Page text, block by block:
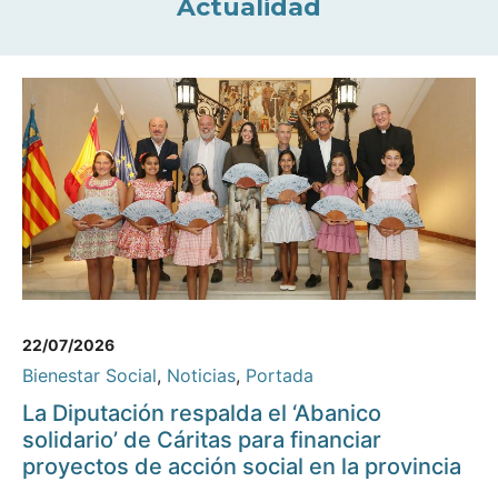
Actualidad
22/07/2026
Bienestar Social, Noticias, Portada
La Diputación respalda el ‘Abanico
solidario’ de Cáritas para financiar
proyectos de acción social en la provincia